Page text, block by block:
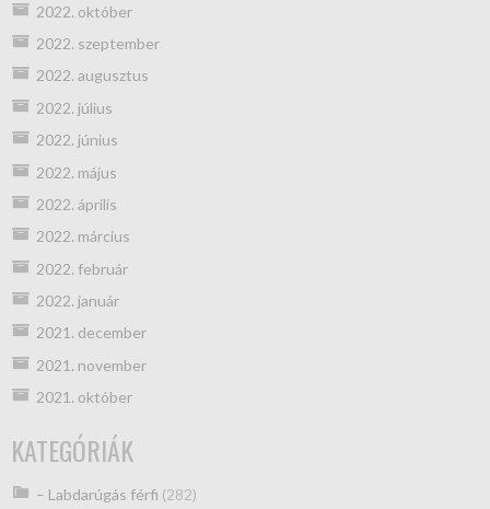
2022. október
2022. szeptember
2022. augusztus
2022. július
2022. június
2022. május
2022. április
2022. március
2022. február
2022. január
2021. december
2021. november
2021. október
KATEGÓRIÁK
– Labdarúgás férfi (282)